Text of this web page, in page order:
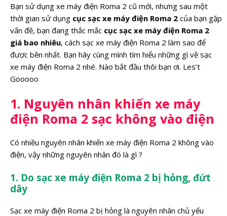
Bạn sử dụng xe máy điện Roma 2 cũ mới, nhưng sau một
thời gian sử dụng cục sạc xe máy điện Roma 2 của bạn gặp
vấn đề, bạn đang thắc mắc cục sạc xe máy điện Roma 2
giá bao nhiêu, cách sạc xe máy điện Roma 2 làm sao để
được bền nhất. Bạn hãy cùng mình tìm hiểu những gì về sạc
xe máy điện Roma 2 nhé. Nào bắt đầu thôi bạn ơi. Les’t
Gooooo
1. Nguyên nhân khiến xe máy
điện Roma 2 sạc không vào điện
Có nhiều nguyên nhân khiến xe máy điện Roma 2 không vào
điện, vậy những nguyên nhân đó là gì ?
1. Do sạc xe máy điện Roma 2 bị hỏng, đứt
dây
Sạc xe máy điện Roma 2 bị hỏng là nguyên nhân chủ yếu